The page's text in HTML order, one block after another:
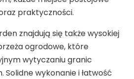
praktyczności.
znajdują się także wysokiej
ogrodowe, które
wytyczaniu granic
Solidne wykonanie i łatwość